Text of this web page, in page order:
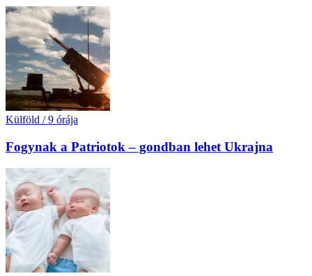
Külföld / 9 órája
Fogynak a Patriotok – gondban lehet Ukrajna